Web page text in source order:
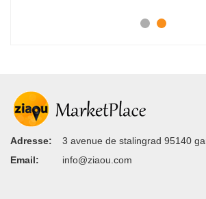
Adresse:
3 avenue de stalingrad 95140
Email:
info@ziaou.com